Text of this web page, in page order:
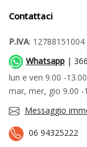
Contattaci
P.IVA: 12788151004
Whatsapp |
lun e ven 9.00 -
mar, mer, gio 9.00 -
Messaggio
06 94325222